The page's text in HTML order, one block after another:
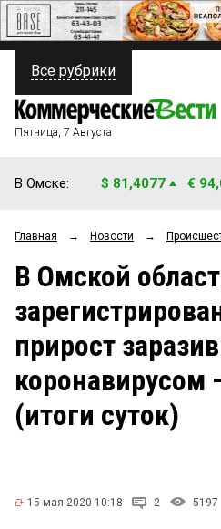
ПОЛИТИКА
ФИНАНСЫ
ОБЩЕСТВО
ЗАКОН
НОВОСТИ КОМПАНИЙ
СТИЛЬ ЖИЗНИ
Все рубрики
Пятница, 7 Августа
В Омске: $ 81,4077 €
Главная → Новости →
В Омской
прирост
коронавирусом
(итоги суток)
15 мая 2020 10:18 2 5197